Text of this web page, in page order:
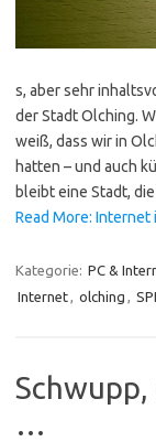
s, aber sehr
der Stadt Olching.
weiß, dass wir in
hatten – und auch
bleibt eine Stadt,
Read More:
Kategorie: PC &
Internet
olching
…